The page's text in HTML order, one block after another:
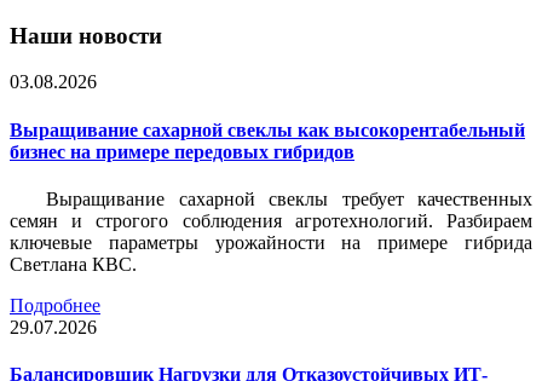
Наши новости
03.08.2026
Выращивание сахарной свеклы как высокорентабельный
бизнес на примере передовых гибридов
Выращивание сахарной свеклы требует качественных
семян и строгого соблюдения агротехнологий. Разбираем
ключевые параметры урожайности на примере гибрида
Светлана КВС.
Подробнее
29.07.2026
Балансировщик Нагрузки для Отказоустойчивых ИТ-